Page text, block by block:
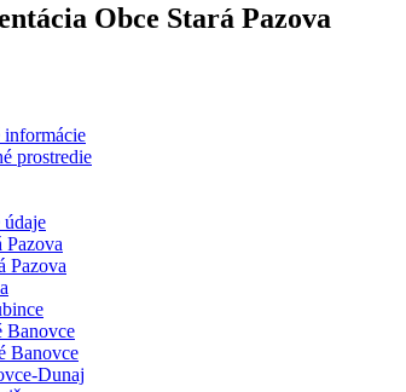
Obce Stará Pazova
informácie
prostredie
údaje
Pazova
Pazova
Banovce
Banovce
Dunaj